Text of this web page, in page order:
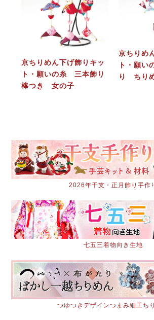
京ちりめん下げ飾りキッ
ト・願いの糸 三本飾り
棒つき 女の子
京ちりめ
ト・願
り ちり
2026年干支・正月飾り手作
七五三着物向き生地
つゆつきデザインつまみ細工ち